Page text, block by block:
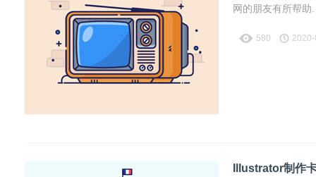
网的朋友有所帮助.
580
Illustrator制作